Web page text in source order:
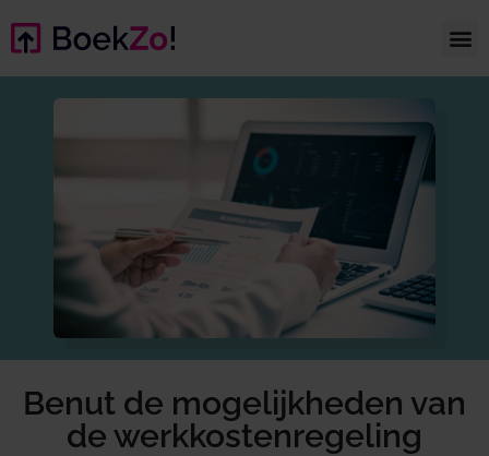
Benut de mogelijkheden van
de werkkostenregeling